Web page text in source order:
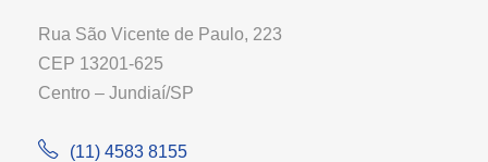
Rua São Vicente de Paulo, 223
CEP 13201-625
Centro – Jundiaí/SP
(11) 4583 8155